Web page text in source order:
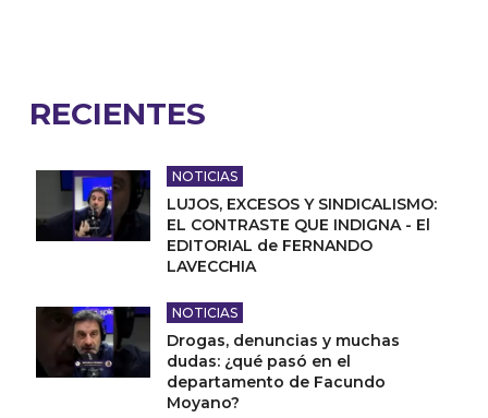
RECIENTES
NOTICIAS
LUJOS, EXCESOS Y SINDICALISMO:
EL CONTRASTE QUE INDIGNA - El
EDITORIAL de FERNANDO
LAVECCHIA
NOTICIAS
Drogas, denuncias y muchas
dudas: ¿qué pasó en el
departamento de Facundo
Moyano?